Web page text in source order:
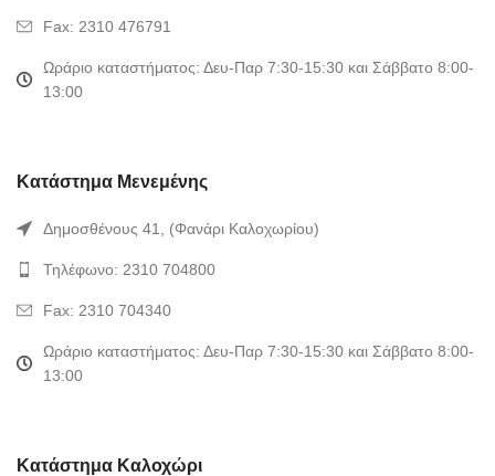
Fax: 2310 476791
Ωράριο καταστήματος: Δευ-Παρ 7:30-15:30 και Σάββατο 8:00-
13:00
Κατάστημα Μενεμένης
Δημοσθένους 41, (Φανάρι Καλοχωρίου)
Τηλέφωνο: 2310 704800
Fax: 2310 704340
Ωράριο καταστήματος: Δευ-Παρ 7:30-15:30 και Σάββατο 8:00-
13:00
Κατάστημα Καλοχώρι